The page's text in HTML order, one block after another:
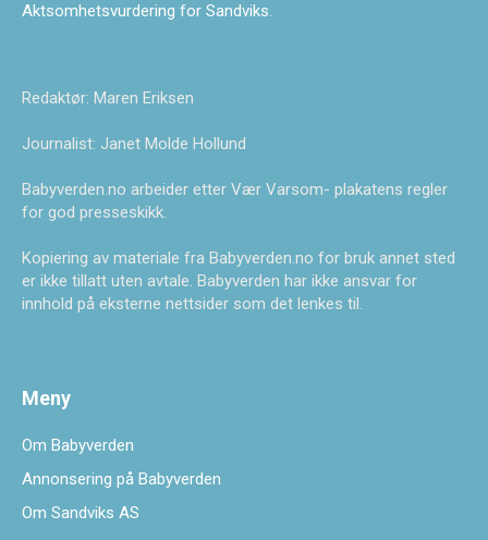
Aktsomhetsvurdering for Sandviks.
Redaktør: Maren Eriksen
Journalist: Janet Molde Hollund
Babyverden.no arbeider etter Vær Varsom- plakatens regler
for god presseskikk.
Kopiering av materiale fra Babyverden.no for bruk annet sted
er ikke tillatt uten avtale. Babyverden har ikke ansvar for
innhold på eksterne nettsider som det lenkes til.
Meny
Om Babyverden
Annonsering på Babyverden
Om Sandviks AS